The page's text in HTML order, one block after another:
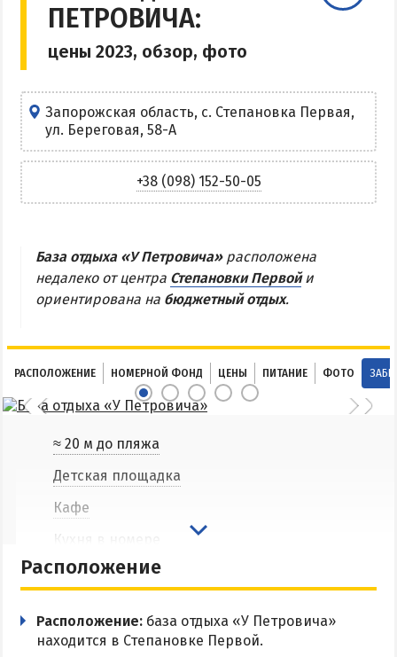
Центр Кирилловки
Степок
Частный сектор в Кирилловке
Жилье в Кирилловке с бассейном
Жилье на первой линии
Недорогое жилье в Кирилловке
Веб-камеры Арабатки и Геническа
Цены на Арабатской Стрелке 2026
Горячие источники
Соленые озера
Глицериновое озеро
Сиваш
Аскания-Нова
Геническ
Генгорка
Счастливцево
ПЕТРОВИЧА:
цены 2023, обзор, фото
Запорожская область, с. Степановка Первая,
ул. Береговая, 58-А
+38 (098) 152-50-05
База отдыха «У Петровича»расположена
недалеко от центра Степановки Первойи
ориентирована на бюджетный отдых.
РАСПОЛОЖЕНИЕ НОМЕРНОЙ ФОНД ЦЕНЫ ПИТАНИЕ ФОТО
≈ 20 м до пляжа
Детская площадка
Кафе
Кухня в номере
Общая кухня
Беседки
Расположение
Расположение: база отдыха «У Петровича»
находится в Степановке Первой.